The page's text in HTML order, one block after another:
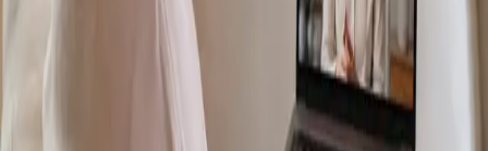
Consulta Online Flebologia y Linfologia
Reservar cita
Dermatología Especialista